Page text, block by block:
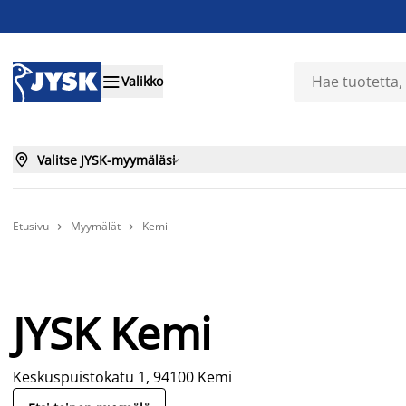
Valikko
 Valitse JYSK-myymäläsi
Etusivu  Myymälät  Kemi
JYSK Kemi
Keskuspuistokatu 1, 94100 Kemi